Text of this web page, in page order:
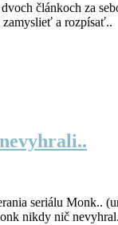
článkoch za
zamyslieť a rozpísať..
seriálu
nikdy nič